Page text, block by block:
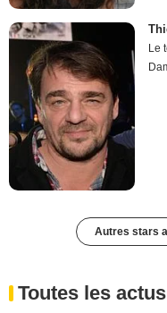
Le
Autres stars
Toutes les